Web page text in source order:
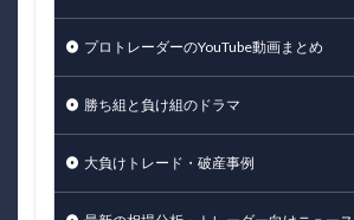
プロトレーダーのYouTube動画まとめ
勝ち組と負け組のドラマ
大負けトレード・破産事例